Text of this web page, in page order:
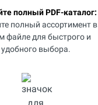
полный PDF-каталог:
полный ассортимент в
файле для быстрого и
удобного выбора.